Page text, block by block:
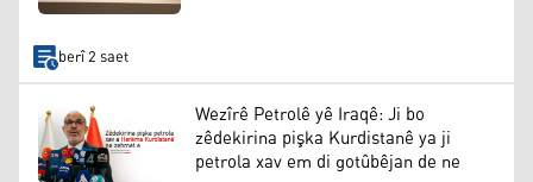
berî 2 saet
Wezîrê Petrolê yê Iraqê: Ji bo
zêdekirina pişka Kurdistanê ya ji
petrola xav em di gotûbêjan de ne